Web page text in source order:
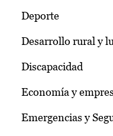
Deporte
Desarrollo rural y
Discapacidad
Economía y
Emergencias y